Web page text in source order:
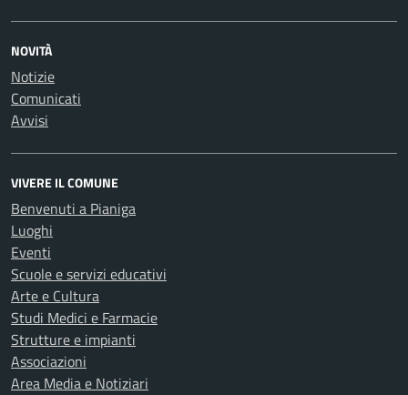
NOVITÀ
Notizie
Comunicati
Avvisi
VIVERE IL COMUNE
Benvenuti a Pianiga
Luoghi
Eventi
Scuole e servizi educativi
Arte e Cultura
Studi Medici e Farmacie
Strutture e impianti
Associazioni
Area Media e Notiziari